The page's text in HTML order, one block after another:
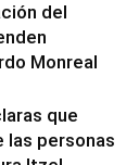
del
Monreal
que
las personas